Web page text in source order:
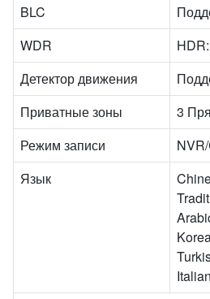
BLC
WDR
Детектор движения
Приватные зоны
3
Режим записи
Язык